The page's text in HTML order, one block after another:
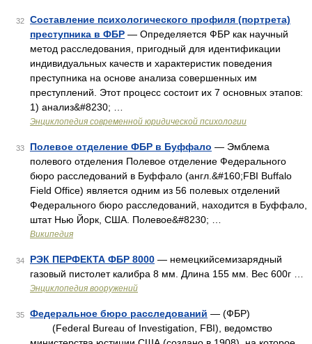
32
Составление психологического профиля (портрета)
преступника в ФБР — Определяется ФБР как научный
метод расследования, пригодный для идентификации
индивидуальных качеств и характеристик поведения
преступника на основе анализа совершенных им
преступлений. Этот процесс состоит их 7 основных этапов:
1) анализ&#8230; …
Энциклопедия современной юридической психологии
33 Полевое отделение ФБР в Буффало — Эмблема
полевого отделения Полевое отделение Федерального
бюро расследований в Буффало (англ.&#160;FBI Buffalo
Field Office) является одним из 56 полевых отделений
Федерального бюро расследований, находится в Буффало,
штат Нью Йорк, США. Полевое&#8230; …
Википедия
34 РЭК ПЕРФЕКТА ФБР 8000 — немецкийсемизарядный
газовый пистолет калибра 8 мм. Длина 155 мм. Вес 600г …
Энциклопедия вооружений
35 Федеральное бюро расследований — (ФБР)
(Federal Bureau of Investigation, FBI), ведомство